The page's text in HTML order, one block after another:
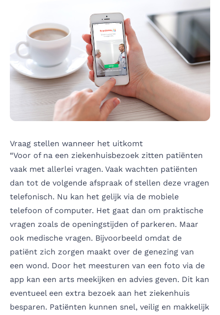
Vraag stellen wanneer het uitkomt
“Voor of na een ziekenhuisbezoek zitten patiënten
vaak met allerlei vragen. Vaak wachten patiënten
dan tot de volgende afspraak of stellen deze vragen
telefonisch. Nu kan het gelijk via de mobiele
telefoon of computer. Het gaat dan om praktische
vragen zoals de openingstijden of parkeren. Maar
ook medische vragen. Bijvoorbeeld omdat de
patiënt zich zorgen maakt over de genezing van
een wond. Door het meesturen van een foto via de
app kan een arts meekijken en advies geven. Dit kan
eventueel een extra bezoek aan het ziekenhuis
besparen. Patiënten kunnen snel, veilig en makkelijk